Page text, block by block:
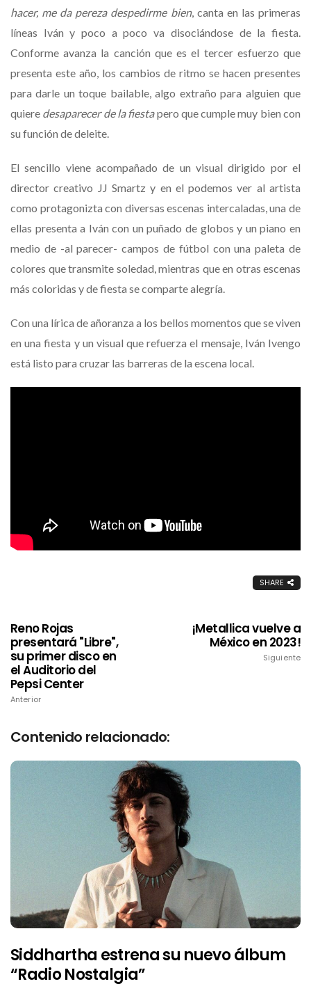
hacer, me da pereza despedirme bien, canta en las primeras
líneas Iván y poco a poco va disociándose de la fiesta.
Conforme avanza la canción que es el tercer esfuerzo que
presenta este año, los cambios de ritmo se hacen presentes
para darle un toque bailable, algo extraño para alguien que
quiere desaparecer de la fiestapero que cumple muy bien con
su función de deleite.
El sencillo viene acompañado de un visual dirigido por el
director creativo JJ Smartz y en el podemos ver al artista
como protagonizta con diversas escenas intercaladas, una de
ellas presenta a Iván con un puñado de globos y un piano en
medio de -al parecer- campos de fútbol con una paleta de
colores que transmite soledad, mientras que en otras escenas
más coloridas y de fiesta se comparte alegría.
Con una lírica de añoranza a los bellos momentos que se viven
en una fiesta y un visual que refuerza el mensaje, Iván Ivengo
está listo para cruzar las barreras de la escena local.
SHARE
Reno Rojas
presentará "Libre",
su primer disco en
el Auditorio del
Pepsi Center
Anterior
¡Metallica vuelve a
México en 2023!
Siguiente
Contenido relacionado:
Siddhartha estrena su nuevo álbum
“Radio Nostalgia”